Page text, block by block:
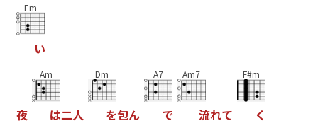
Em
い
夜
Am
は二人
Dm
を包ん
A7
で
Am7
流れて
F#m
く